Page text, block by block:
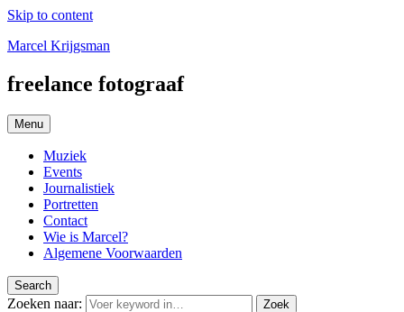
Skip to content
Marcel Krijgsman
freelance fotograaf
Menu
Muziek
Events
Journalistiek
Portretten
Contact
Wie is Marcel?
Algemene Voorwaarden
Search
Zoeken naar: Zoek